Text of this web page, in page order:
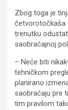
Zbog toga je
četvorotočkaša
trenutku
saobraćajnoj
– Neće biti
tehničkom
planirano
saobraćaju pre
tim pravilom